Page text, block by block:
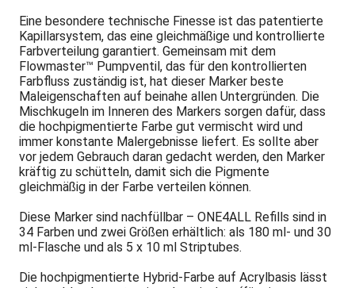
Eine besondere technische Finesse ist das patentierte
Kapillarsystem, das eine gleichmäßige und kontrollierte
Farbverteilung garantiert. Gemeinsam mit dem
Flowmaster™ Pumpventil, das für den kontrollierten
Farbfluss zuständig ist, hat dieser Marker beste
Maleigenschaften auf beinahe allen Untergründen. Die
Mischkugeln im Inneren des Markers sorgen dafür, dass
die hochpigmentierte Farbe gut vermischt wird und
immer konstante Malergebnisse liefert. Es sollte aber
vor jedem Gebrauch daran gedacht werden, den Marker
kräftig zu schütteln, damit sich die Pigmente
gleichmäßig in der Farbe verteilen können.
Diese Marker sind nachfüllbar – ONE4ALL Refills sind in
34 Farben und zwei Größen erhältlich: als 180 ml- und 30
ml-Flasche und als 5 x 10 ml Striptubes.
Die hochpigmentierte Hybrid-Farbe auf Acrylbasis lässt